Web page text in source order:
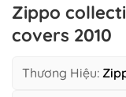
Zippo
covers 2010
Thương Hiệu: